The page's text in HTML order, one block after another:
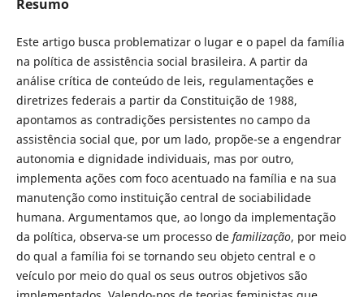
Resumo
Este artigo busca problematizar o lugar e o papel da família
na política de assistência social brasileira. A partir da
análise crítica de conteúdo de leis, regulamentações e
diretrizes federais a partir da Constituição de 1988,
apontamos as contradições persistentes no campo da
assistência social que, por um lado, propõe-se a engendrar
autonomia e dignidade individuais, mas por outro,
implementa ações com foco acentuado na família e na sua
manutenção como instituição central de sociabilidade
humana. Argumentamos que, ao longo da implementação
da política, observa-se um processo de familização, por meio
do qual a família foi se tornando seu objeto central e o
veículo por meio do qual os seus outros objetivos são